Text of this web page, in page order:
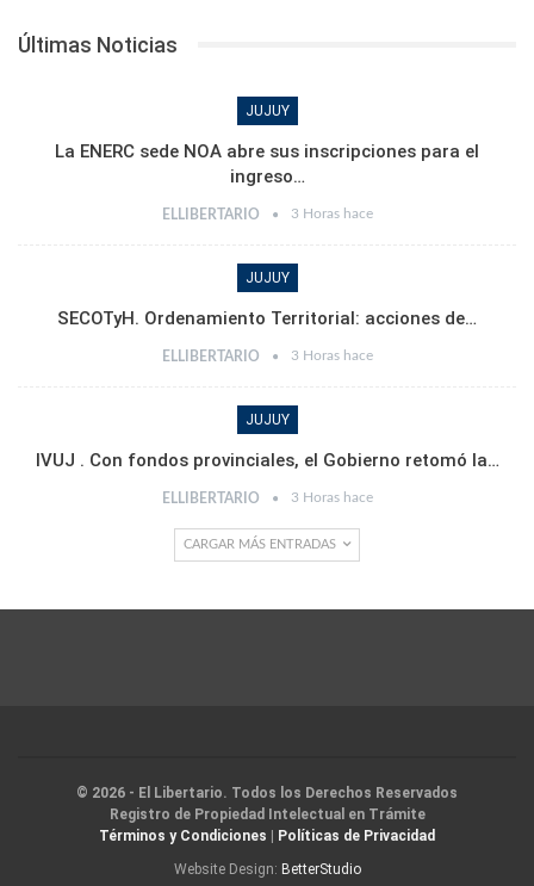
Últimas Noticias
JUJUY
La ENERC sede NOA abre sus inscripciones para el
ingreso…
ELLIBERTARIO 3 Horas hace
JUJUY
SECOTyH. Ordenamiento Territorial: acciones de…
ELLIBERTARIO 3 Horas hace
JUJUY
IVUJ . Con fondos provinciales, el Gobierno retomó la…
ELLIBERTARIO 3 Horas hace
CARGAR MÁS ENTRADAS
© 2026 - El Libertario. Todos los Derechos Reservados
Registro de Propiedad Intelectual en Trámite
Términos y Condiciones | Políticas de Privacidad
Website Design: BetterStudio